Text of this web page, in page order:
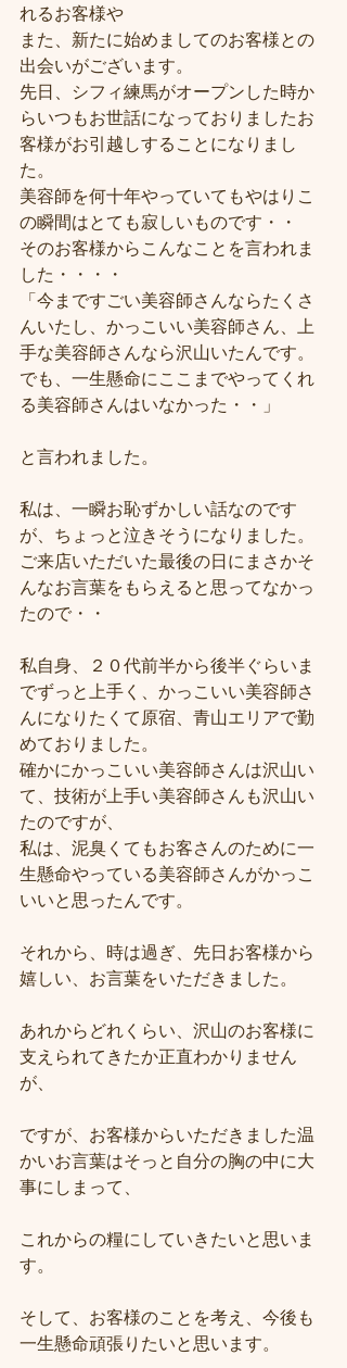
れるお客様や
また、新たに始めましてのお客様との
出会いがございます。
先日、シフィ練馬がオープンした時か
らいつもお世話になっておりましたお
客様がお引越しすることになりまし
た。
美容師を何十年やっていてもやはりこ
の瞬間はとても寂しいものです・・
そのお客様からこんなことを言われま
した・・・・
「今まですごい美容師さんならたくさ
んいたし、かっこいい美容師さん、上
手な美容師さんなら沢山いたんです。
でも、一生懸命にここまでやってくれ
る美容師さんはいなかった・・」
と言われました。
私は、一瞬お恥ずかしい話なのです
が、ちょっと泣きそうになりました。
ご来店いただいた最後の日にまさかそ
んなお言葉をもらえると思ってなかっ
たので・・
私自身、２０代前半から後半ぐらいま
でずっと上手く、かっこいい美容師さ
んになりたくて原宿、青山エリアで勤
めておりました。
確かにかっこいい美容師さんは沢山い
て、技術が上手い美容師さんも沢山い
たのですが、
私は、泥臭くてもお客さんのために一
生懸命やっている美容師さんがかっこ
いいと思ったんです。
それから、時は過ぎ、先日お客様から
嬉しい、お言葉をいただきました。
あれからどれくらい、沢山のお客様に
支えられてきたか正直わかりません
が、
ですが、お客様からいただきました温
かいお言葉はそっと自分の胸の中に大
事にしまって、
これからの糧にしていきたいと思いま
す。
そして、お客様のことを考え、今後も
一生懸命頑張りたいと思います。